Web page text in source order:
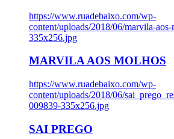
https://www.ruadebaixo.com/wp-
content/uploads/2018/06/marvila-
335x256.jpg
MARVILA AOS MOLHOS
https://www.ruadebaixo.com/wp-
content/uploads/2018/06/
009839-335x256.jpg
SAI PREGO